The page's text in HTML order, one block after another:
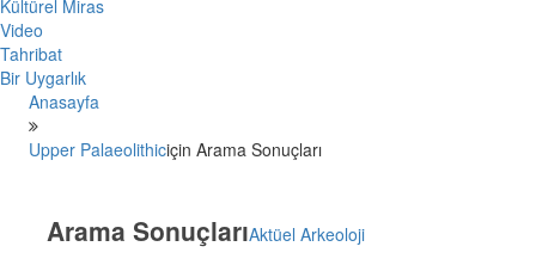
Kültürel Miras
Video
Tahribat
Bir Uygarlık
Anasayfa
Upper Palaeolithiciçin Arama Sonuçları
Arama SonuçlarıAktüel Arkeoloji